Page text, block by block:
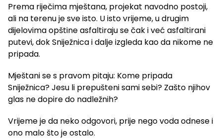
Prema riječima mještana, projekat navodno postoji,
ali na terenu je sve isto. U isto vrijeme, u drugim
dijelovima opštine asfaltiraju se čak i već asfaltirani
putevi, dok Sniježnica i dalje izgleda kao da nikome ne
pripada.
Mještani se s pravom pitaju: Kome pripada
Sniježnica? Jesu li prepušteni sami sebi? Zašto njihov
glas ne dopire do nadležnih?
Vrijeme je da neko odgovori, prije nego voda odnese i
ono malo što je ostalo.